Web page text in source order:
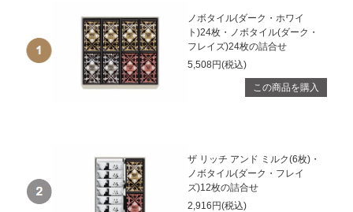
ノボタイル(ダーク・ホワイ
ト)24枚・ノボタイル(ダーク・
フレイズ)24枚の詰合せ
5,508円(税込)
この商品を購入
ザ リッチ アンド ミルク(6枚)・
ノボタイル(ダーク・フレイ
ズ)12枚の詰合せ
2,916円(税込)